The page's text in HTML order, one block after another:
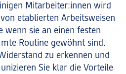
Mitarbeiter:innen wird
etablierten Arbeitsweisen
wenn sie an einen festen
Routine gewöhnt sind.
zu erkennen und
Sie klar die Vorteile